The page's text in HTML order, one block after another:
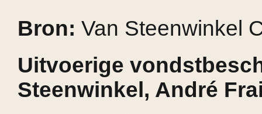
Bron: Van Steenwinkel
Uitvoerige
Steenwinkel, André